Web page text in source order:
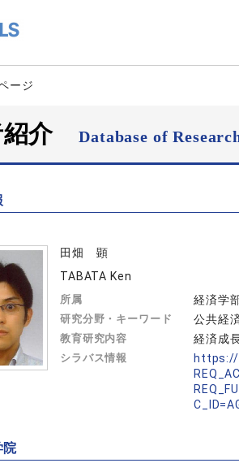
ージ
紹介Database of
田畑 顕
TABATA Ken
所属 経済学
研究分野・キーワード 公共経
教育研究内容 経済成
シラバス情報
https://
院